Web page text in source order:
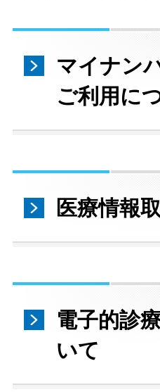
マイナン
ご利用に
医療情報
電子的診
いて